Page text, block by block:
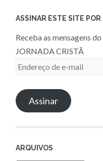
ASSINAR ESTE SITE
Receba as mensagens
JORNADA CRISTÃ
Endereço
e-
mailAssinar
ARQUIVOS